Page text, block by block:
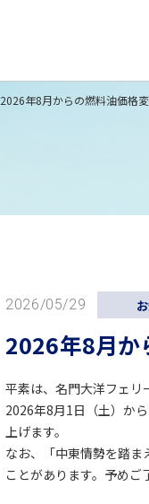
2026年8月からの燃料油価格
2026/05/29
2026年8月か
平素は、名門大洋フェリ
2026年8月1日（土）か
上げます。
なお、「中東情勢を踏ま
ことがあります。予めご